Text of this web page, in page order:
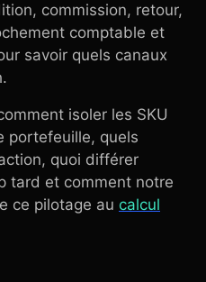
commission, retour,
comptable et
savoir quels canaux
isoler les SKU
portefeuille, quels
quoi différer
tard et comment notre
ce pilotage au calcul